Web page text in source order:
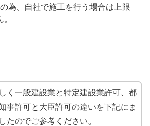
為、自社で施工を行う場合は上限
く一般建設業と特定建設業許可、都
事許可と大臣許可の違いを下記にま
たのでご参考ください。